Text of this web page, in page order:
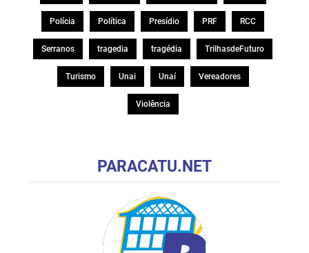
Polícia Política Presídio PRF RCC
Serranos tragedia tragédia TrilhasdeFuturo
Turismo Unai Unaí Vereadores
Violência
PARACATU.NET